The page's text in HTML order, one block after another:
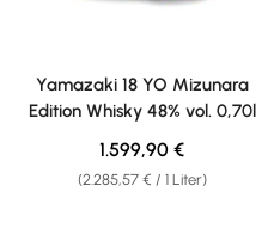
Yamazaki 18 YO Mizunara
Edition Whisky 48% vol. 0,70l
(2.285,57 € / 1 Liter)
Regulärer Preis:
1.599,90 €